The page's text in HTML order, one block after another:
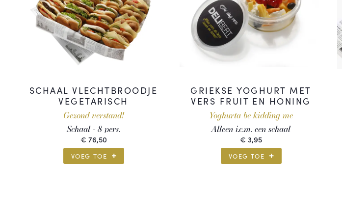
SCHAAL VLECHTBROODJE
VEGETARISCH
Gezond verstand!
Schaal - 8 pers.
€ 76,50
VOEG TOE
GRIEKSE YOGHURT MET
VERS FRUIT EN HONING
Yoghurta be kidding me
Alleen i.c.m. een schaal
€ 3,95
VOEG TOE